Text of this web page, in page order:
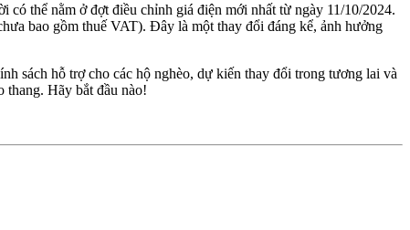
có thể nằm ở đợt điều chỉnh giá điện mới nhất từ ngày 11/10/2024.
bao gồm thuế VAT). Đây là một thay đổi đáng kể, ảnh hưởng
sách hỗ trợ cho các hộ nghèo, dự kiến thay đổi trong tương lai và
thang. Hãy bắt đầu nào!